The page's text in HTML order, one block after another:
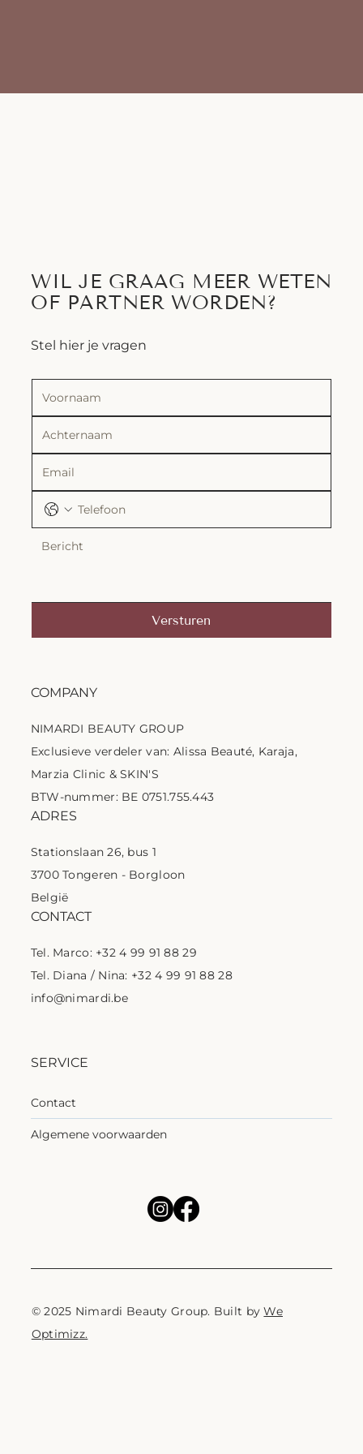
WIL JE GRAAG MEER WETEN
OF PARTNER WORDEN?
Stel hier je vragen
Versturen
© 2025 Nimardi Beauty Group. Built byWe
Optimizz.
SERVICE
Contact
Algemene voorwaarden
COMPANY
NIMARDI BEAUTY GROUP
Exclusieve verdeler van: Alissa Beauté, Karaja,
Marzia Clinic & SKIN'S
BTW-nummer: BE 0751.755.443
ADRES
Stationslaan 26, bus 1
3700 Tongeren - Borgloon
België
CONTACT
Tel. Marco: +32 4 99 91 88 29
Tel. Diana / Nina: +32 4 99 91 88 28
info@nimardi.be